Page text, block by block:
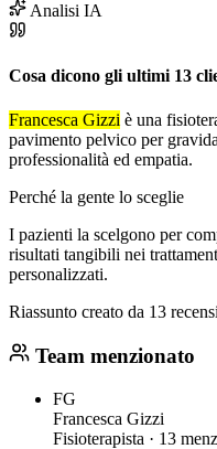
Analisi IA
Cosa dicono gli ultimi 13
Francesca Gizzi è una
pavimento pelvico per
professionalità ed empatia.
Perché la gente lo sceglie
I pazienti la scelgono per
risultati tangibili nei
personalizzati.
Riassunto creato da 13
Team menzionato
FG
Francesca Gizzi
Fisioterapista · 13